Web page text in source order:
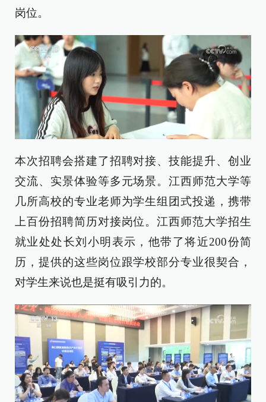
岗位。
本次招聘会搭建了招聘对接、技能提升、创业
交流、实景体验等多元场景。江西师范大学等
几所高校的专业老师为学生组团式投递，携带
上百份招聘简历对接岗位。江西师范大学招生
就业处处长刘小明表示，他带了将近200份简
历，提供的这些岗位跟学校部分专业很契合，
对学生来说也是挺有吸引力的。